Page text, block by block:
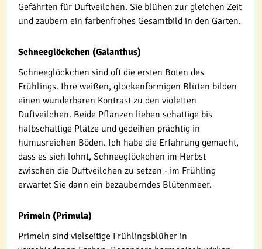
Gefährten für Duftveilchen. Sie blühen zur gleichen Zeit
und zaubern ein farbenfrohes Gesamtbild in den Garten.
Schneeglöckchen (Galanthus)
Schneeglöckchen sind oft die ersten Boten des
Frühlings. Ihre weißen, glockenförmigen Blüten bilden
einen wunderbaren Kontrast zu den violetten
Duftveilchen. Beide Pflanzen lieben schattige bis
halbschattige Plätze und gedeihen prächtig in
humusreichen Böden. Ich habe die Erfahrung gemacht,
dass es sich lohnt, Schneeglöckchen im Herbst
zwischen die Duftveilchen zu setzen - im Frühling
erwartet Sie dann ein bezauberndes Blütenmeer.
Primeln (Primula)
Primeln sind vielseitige Frühlingsblüher in